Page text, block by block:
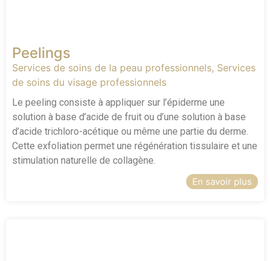
Peelings
Services de soins de la peau professionnels, Services
de soins du visage professionnels
Le peeling consiste à appliquer sur l’épiderme une
solution à base d’acide de fruit ou d’une solution à base
d’acide trichloro-acétique ou même une partie du derme.
Cette exfoliation permet une régénération tissulaire et une
stimulation naturelle de collagène.
En savoir plus